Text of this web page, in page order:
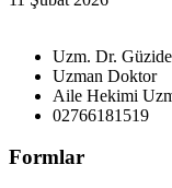
Uzm. Dr.
Uzman Doktor
Aile Hekimi
02766181519
Formlar